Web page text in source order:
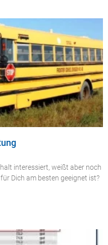
interessiert, weißt aber noch
Dich am besten geeignet ist?